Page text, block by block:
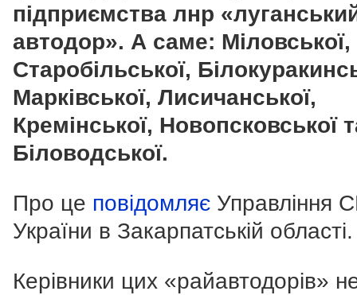
підприємства лнр
автодор». А саме: Міловської,
Старобільської,
Марківської, Лисичанської,
Кремінської, Новопсковської
Біловодської.
Про це повідомляє Управління
України в Закарпатській області.
Керівники цих «райавтодорів»